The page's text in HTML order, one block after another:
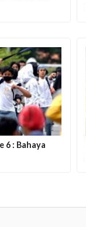
6 : Bahaya